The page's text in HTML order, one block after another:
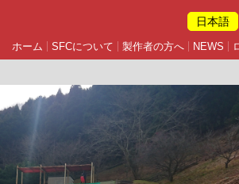
日本語
ホーム SFCについて 製作者の方へ NEWS